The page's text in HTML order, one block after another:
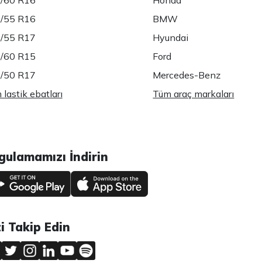
55 R16
55 R17
60 R15
50 R17
lastik ebatları
BMW
Hyundai
Ford
Mercedes-Benz
Tüm araç markaları
İndirin
Takip Edin